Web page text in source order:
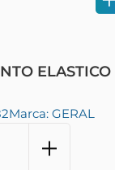
Marca: GERAL